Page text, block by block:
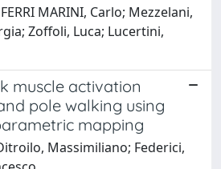
MARINI, Carlo; Mezzelani,
Zoffoli, Luca; Lucertini,
muscle activation
pole walking using
mapping
Massimiliano; Federici,